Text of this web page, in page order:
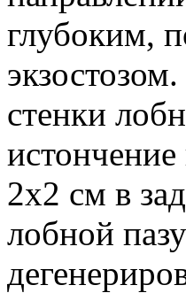
глубоким,
стенки
2x2 см в
лобной